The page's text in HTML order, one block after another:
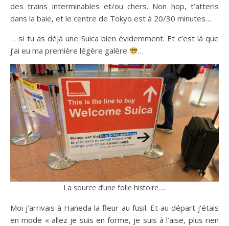
des trains interminables et/ou chers. Non hop, t’atteris
dans la baie, et le centre de Tokyo est à 20/30 minutes…
… si tu as déjà une Suica bien évidemment. Et c’est là que
j’ai eu ma première légère galère
…
La source d’une folle histoire….
Moi j’arrivais à Haneda la fleur au fusil. Et au départ j’étais
en mode « allez je suis en forme, je suis à l’aise, plus rien